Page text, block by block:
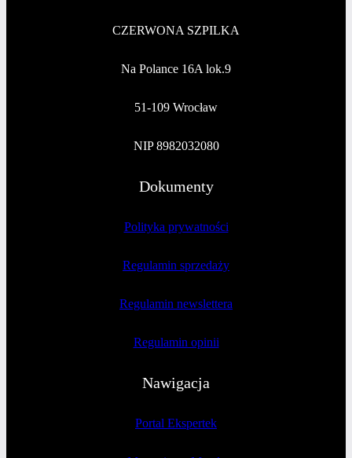
CZERWONA SZPILKA
Na Polance 16A lok.9
51-109 Wrocław
NIP 8982032080
Dokumenty
Polityka prywatności
Regulamin sprzedaży
Regulamin newslettera
Regulamin opinii
Nawigacja
Portal Ekspertek